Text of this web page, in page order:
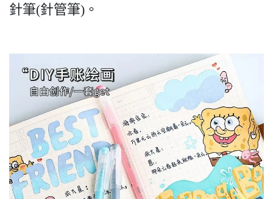
針筆(針管筆)。